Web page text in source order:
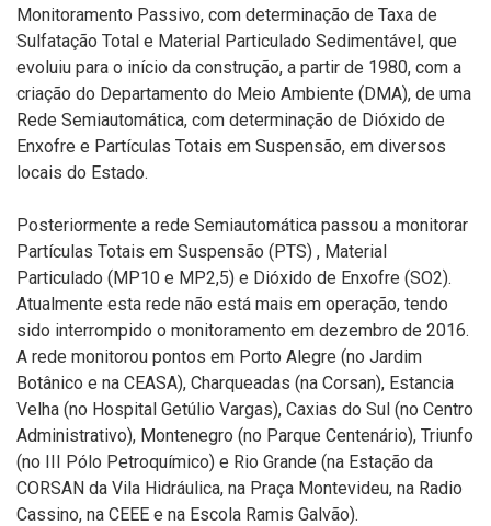
Monitoramento Passivo, com determinação de Taxa de
Sulfatação Total e Material Particulado Sedimentável, que
evoluiu para o início da construção, a partir de 1980, com a
criação do Departamento do Meio Ambiente (DMA), de uma
Rede Semiautomática, com determinação de Dióxido de
Enxofre e Partículas Totais em Suspensão, em diversos
locais do Estado.
Posteriormente a rede Semiautomática passou a monitorar
Partículas Totais em Suspensão (PTS) , Material
Particulado (MP10 e MP2,5) e Dióxido de Enxofre (SO2).
Atualmente esta rede não está mais em operação, tendo
sido interrompido o monitoramento em dezembro de 2016.
A rede monitorou pontos em Porto Alegre (no Jardim
Botânico e na CEASA), Charqueadas (na Corsan), Estancia
Velha (no Hospital Getúlio Vargas), Caxias do Sul (no Centro
Administrativo), Montenegro (no Parque Centenário), Triunfo
(no III Pólo Petroquímico) e Rio Grande (na Estação da
CORSAN da Vila Hidráulica, na Praça Montevideu, na Radio
Cassino, na CEEE e na Escola Ramis Galvão).